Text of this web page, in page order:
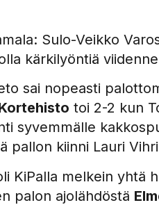
Sulo-Veikko
kärkilyöntiä
sai nopeasti
toi 2-2 kun
syvemmälle
pallon kiinni Lauri
KiPalla melkein yhtä
palon ajolähdöstä